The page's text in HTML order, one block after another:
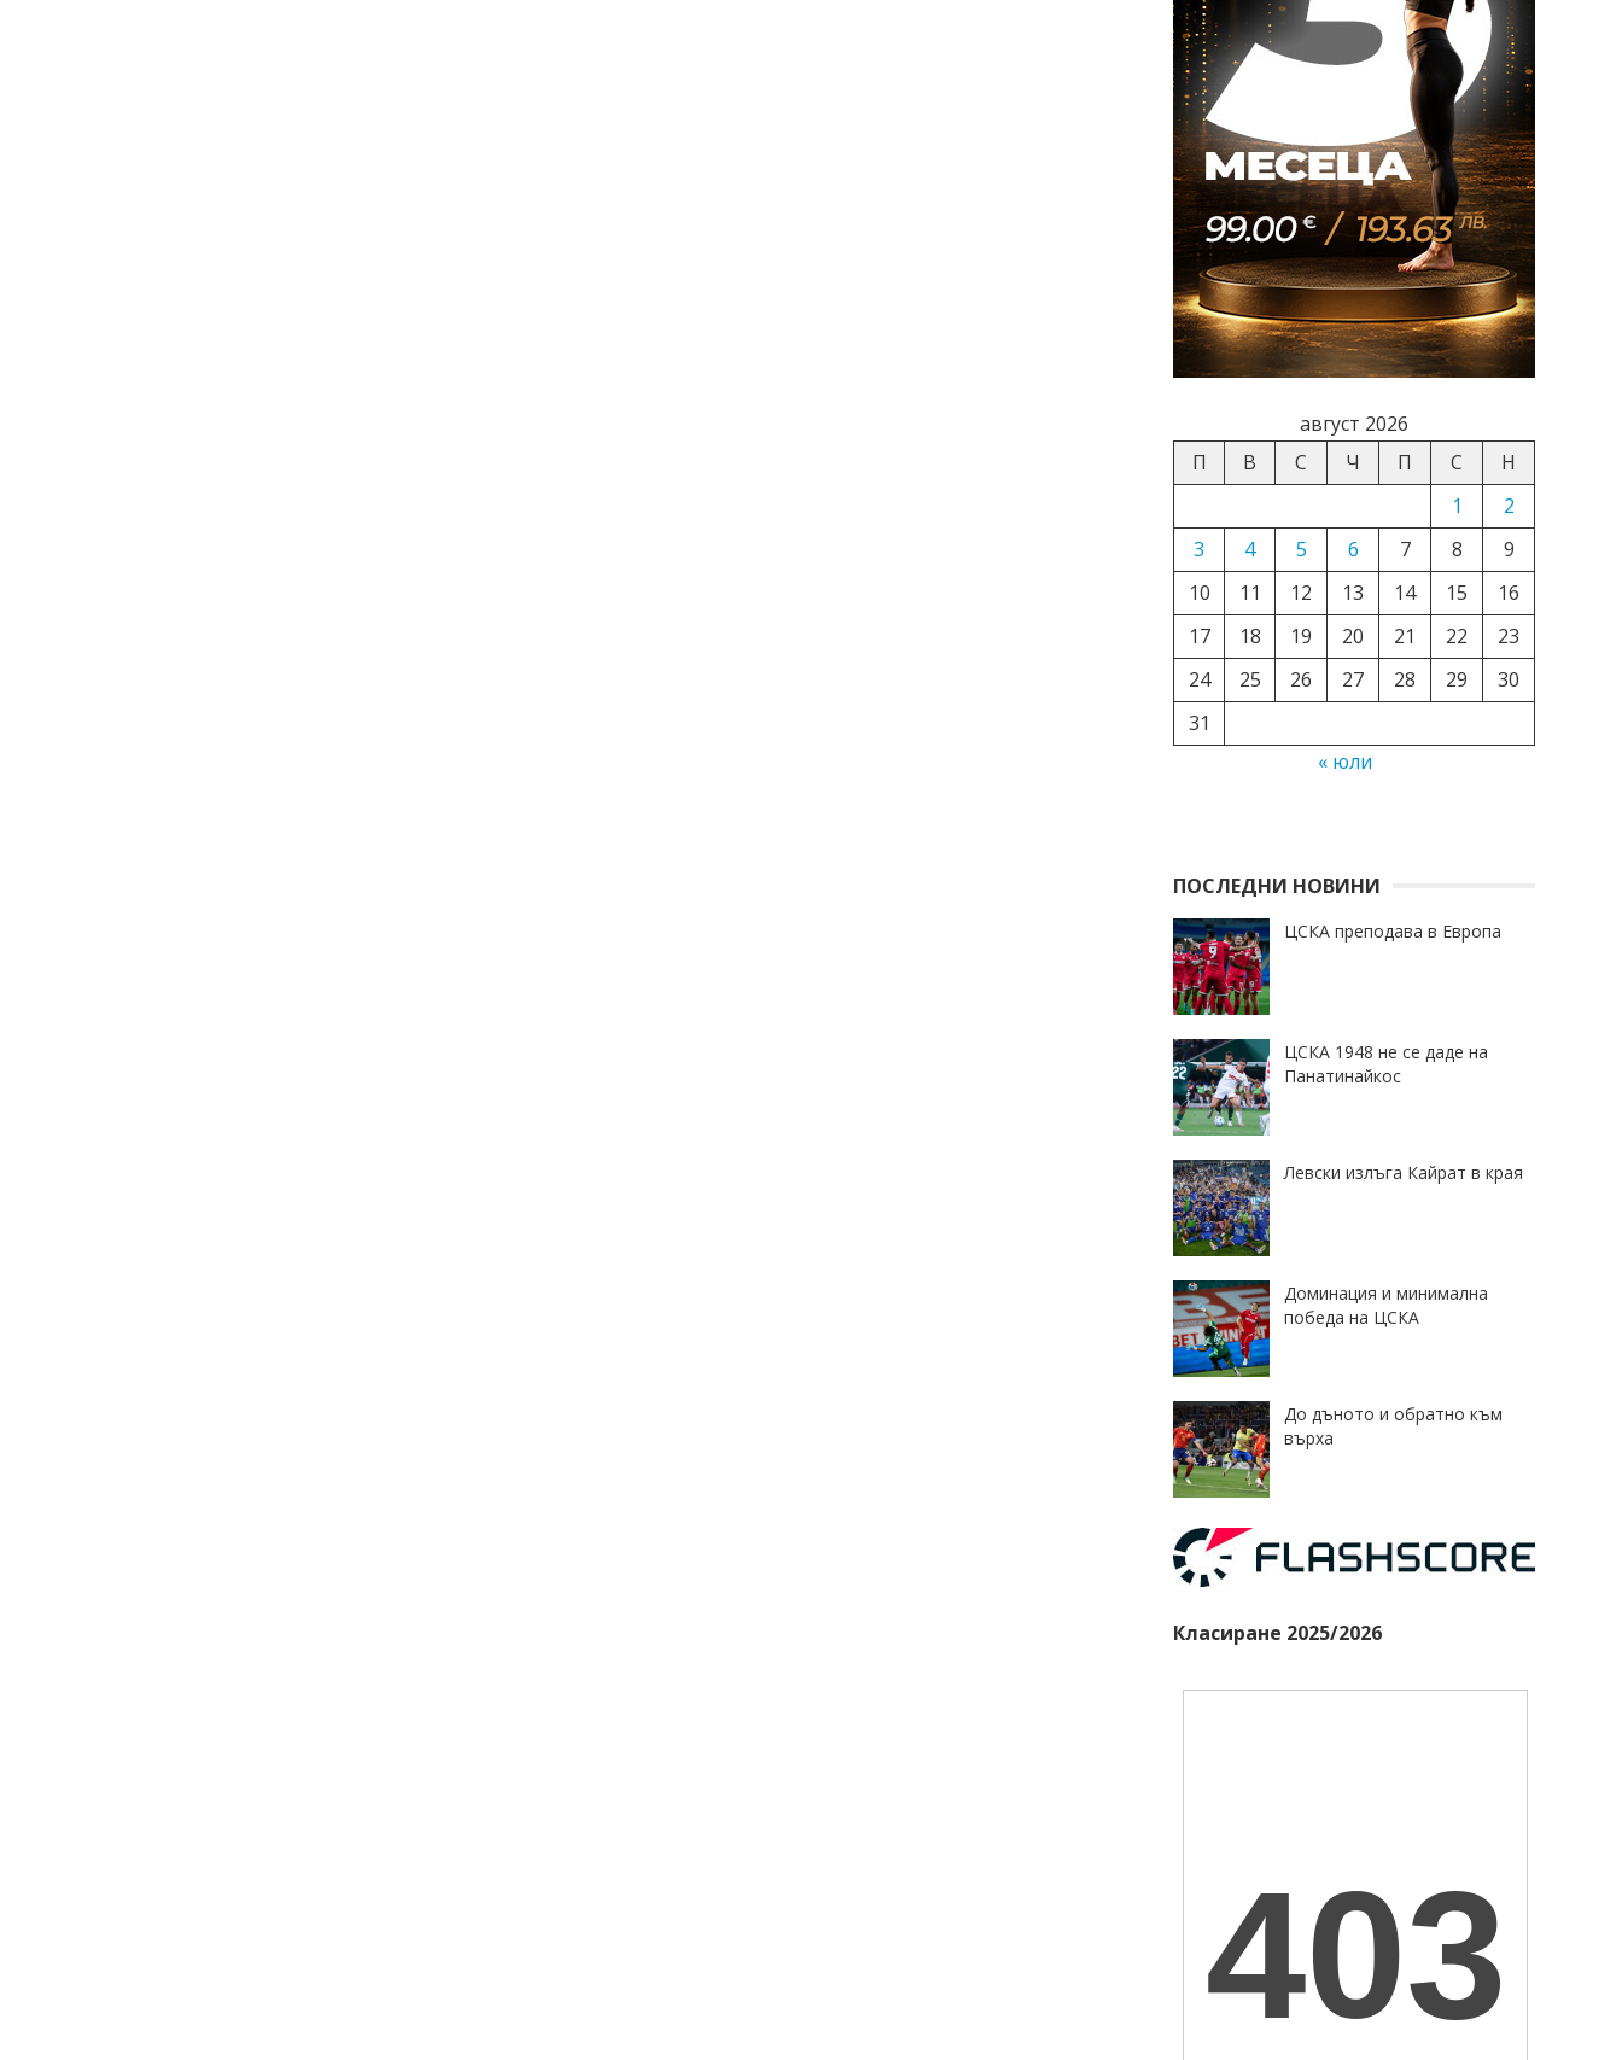
август 2026
П
В С Ч П С
Н
1
2
3
4 5 6 7 8
9
10
11 12 13 14 15
16
17
18 19 20 21 22
23
24
25 26 27 28 29
30
31
« юли
ПОСЛЕДНИ НОВИНИ
ЦСКА преподава в Европа
ЦСКА 1948 не се даде на
Панатинайкос
Левски излъга Кайрат в края
Доминация и минимална
победа на ЦСКА
До дъното и обратно към
върха
Класиране 2025/2026